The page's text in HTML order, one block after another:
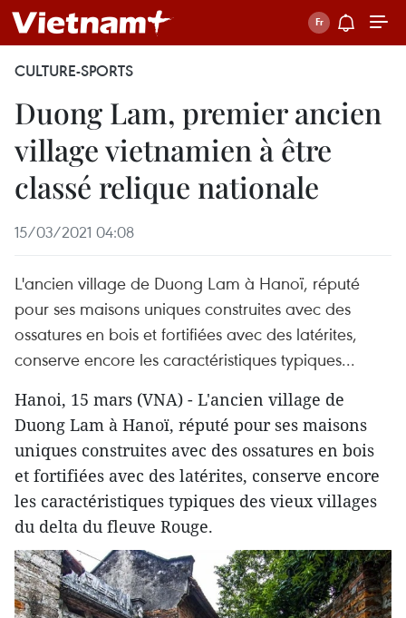
CULTURE-SPORTS
Duong Lam, premier ancien
village vietnamien à être
classé relique nationale
15/03/2021 04:08
L'ancien village de Duong Lam à Hanoï, réputé
pour ses maisons uniques construites avec des
ossatures en bois et fortifiées avec des latérites,
conserve encore les caractéristiques typiques...
Hanoi, 15 mars (VNA) - L'ancien village de
Duong Lam à Hanoï, réputé pour ses maisons
uniques construites avec des ossatures en bois
et fortifiées avec des latérites, conserve encore
les caractéristiques typiques des vieux villages
du delta du fleuve Rouge.